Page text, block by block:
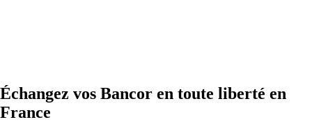
Échangez vos Bancor en toute liberté en
France